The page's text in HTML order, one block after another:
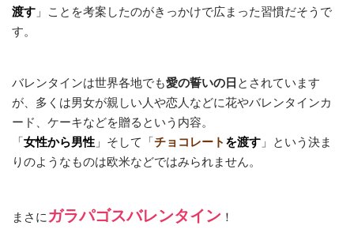
渡す 」ことを考案したのがきっかけで広まった習慣だそうで
す。
バレンタインは世界各地でも愛の誓いの日 とされています
が、多くは男女が親しい人や恋人などに花やバレンタインカ
ード、ケーキなどを贈るという内容。
「女性から男性 」そして「チョコレート を渡す 」という決ま
りのようなものは欧米などではみられません。
まさに ガラパゴスバレンタイン ！